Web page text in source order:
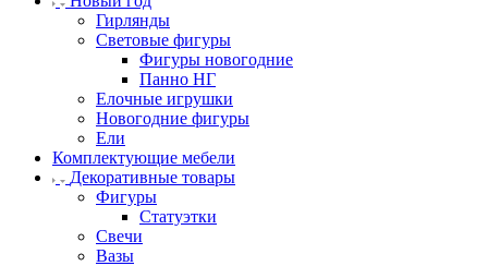
Гирлянды
Световые фигуры
Фигуры новогодние
Панно НГ
Елочные игрушки
Новогодние фигуры
Ели
Комплектующие мебели
Декоративные товары
Фигуры
Статуэтки
Свечи
Вазы